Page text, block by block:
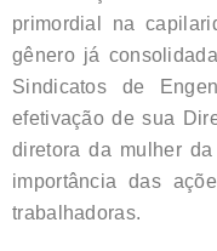
primordial na
gênero já
Sindicatos de
efetivação de sua
diretora da mulher
importância das
trabalhadoras.